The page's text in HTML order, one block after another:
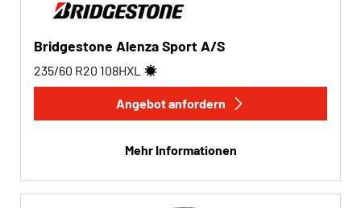
Bridgestone Alenza Sport A/S
235/60 R20 108HXL
Angebot anfordern
Mehr Informationen